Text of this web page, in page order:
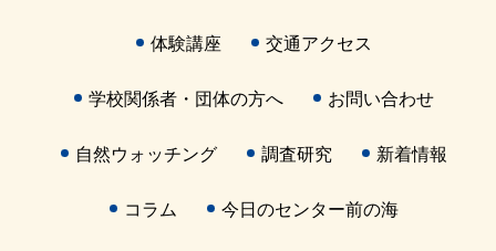
体験講座 交通アクセス
学校関係者・団体の方へ お問い合わせ
自然ウォッチング 調査研究 新着情報
コラム 今日のセンター前の海